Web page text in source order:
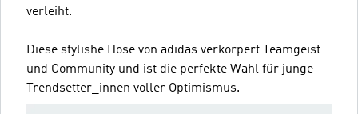
verleiht.
Diese stylishe Hose von adidas verkörpert Teamgeist
und Community und ist die perfekte Wahl für junge
Trendsetter_innen voller Optimismus.